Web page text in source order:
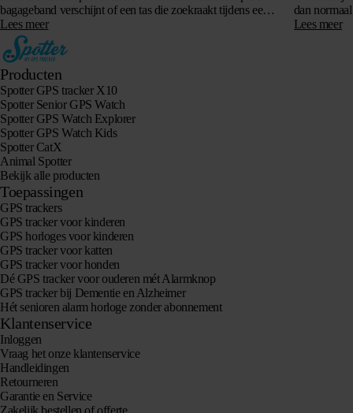
bagageband verschijnt of een tas die zoekraakt tijdens een
overstap…
Lees meer
dan
Lees meer
Producten
Spotter GPS tracker X10
Spotter Senior GPS Watch
Spotter GPS Watch Explorer
Spotter GPS Watch Kids
Spotter CatX
Animal Spotter
Bekijk alle producten
Toepassingen
GPS trackers
GPS tracker voor kinderen
GPS horloges voor kinderen
GPS tracker voor katten
GPS tracker voor honden
Dé GPS tracker voor ouderen mét Alarmknop
GPS tracker bij Dementie en Alzheimer
Hét senioren alarm horloge zonder abonnement
Klantenservice
Inloggen
Vraag het onze klantenservice
Handleidingen
Retourneren
Garantie en Service
Zakelijk bestellen of offerte